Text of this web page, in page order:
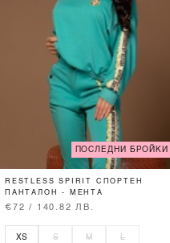
ПОСЛЕДНИ БРОЙКИ
RESTLESS SPIRIT СПОРТЕН
ПАНТАЛОН - МЕНТА
€72 / 140.82 ЛВ.
XS S M L